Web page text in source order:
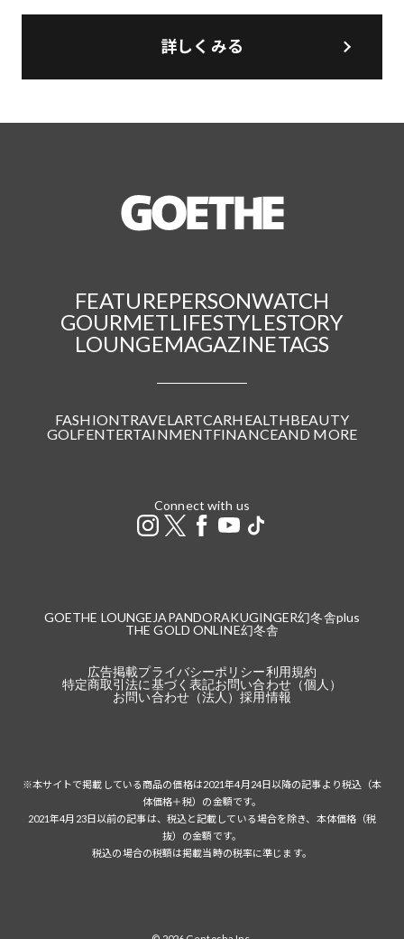
詳しくみる
FEATUREPERSONWATCH
GOURMETLIFESTYLESTORY
LOUNGEMAGAZINETAGS
FASHIONTRAVELARTCARHEALTHBEAUTY
GOLFENTERTAINMENTFINANCEAND MORE
Connect with us
GOETHE LOUNGE JAPANDORAKUGINGER幻冬舎plus
THE GOLD ONLINE幻冬舎
広告掲載プライバシーポリシー利用規約
特定商取引法に基づく表記お問い合わせ（個人）
お問い合わせ（法人）採用情報
※本サイトで掲載している商品の価格は2021年4月24日以降の記事より税込（本
体価格＋税）の金額です。
2021年4月23日以前の記事は、税込と記載している場合を除き、本体価格（税
抜）の金額です。
税込の場合の税額は掲載当時の税率に準じます。